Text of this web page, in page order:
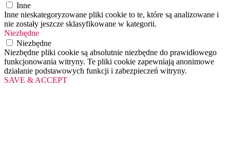
Inne
Inne nieskategoryzowane pliki cookie to te, które są analizowane i
nie zostały jeszcze sklasyfikowane w kategorii.
Niezbędne
Niezbędne
Niezbędne pliki cookie są absolutnie niezbędne do prawidłowego
funkcjonowania witryny. Te pliki cookie zapewniają anonimowe
działanie podstawowych funkcji i zabezpieczeń witryny.
SAVE & ACCEPT